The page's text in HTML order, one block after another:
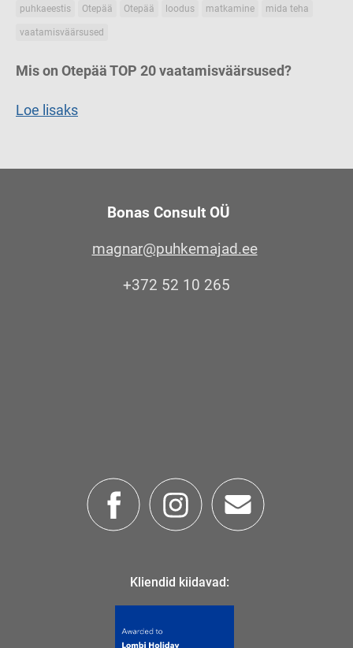
puhkaeestis Otepää Otepää loodus matkamine mida teha
vaatamisväärsused
Mis on Otepää TOP 20 vaatamisväärsused?
Loe lisaks
Bonas Consult OÜ
magnar@puhkemajad.ee
+372 52 10 265
Kliendid kiidavad: